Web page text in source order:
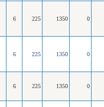
6 225 1350 0
6 225 1350 0
6 225 1350 0